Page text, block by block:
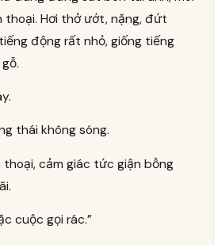
thoại. Hơi thở ướt, nặng, đứt
động rất nhỏ, giống tiếng
thái không sóng.
cảm giác tức giận bỗng
cuộc gọi rác.”